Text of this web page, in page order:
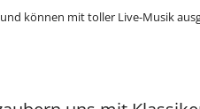
können mit toller Live-Musik